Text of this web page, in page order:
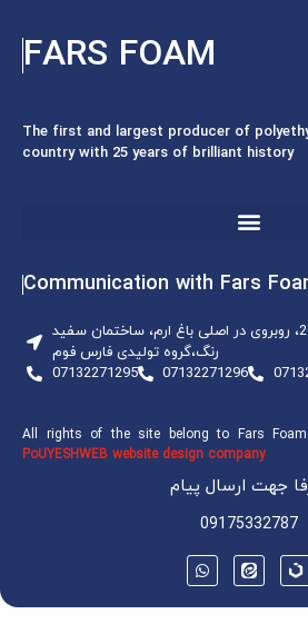
FARS FOAM
The first and largest producer of
country with 25 years of brilliant history
Communication with Fars
بلوار ارم، بین کوچه 18 و 20، روبروی در اصلی باغ ارم، ساختمان سفید
رنگ،گروه تولیدی فارس فوم
07132271295
07132271296
All rights of the site belong to Fars Foam
PoUYESHWEB website design company
جهت ارسال پیام
09175332787